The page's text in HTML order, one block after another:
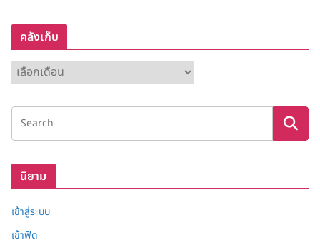
คลังเก็บ
ลั
ง
ก็
นิยาม
เข้าสู่ระบบ
เข้าฟีด